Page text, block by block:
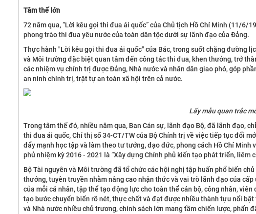
Tâm thế lớn
72 năm qua, “Lời kêu gọi thi đua ái quốc” của Chủ tịch Hồ Chí Minh (11/
phong trào thi đua yêu nước của toàn dân tộc dưới sự lãnh đạo của Đảng.
Thực hành "Lời kêu gọi thi đua ái quốc" của Bác, trong suốt chặng đường
và Môi trường đặc biệt quan tâm đến công tác thi đua, khen thưởng, trở
các nhiệm vụ chính trị được Đảng, Nhà nước và nhân dân giao phó, góp
an ninh chính trị, trật tự an toàn xã hội trên cả nước.
Lấy mẫu quan trắc
Trong tâm thế đó, nhiều năm qua, Ban Cán sự, lãnh đạo Bộ, đã lãnh đạo,
thi đua ái quốc, Chỉ thị số 34-CT/TW của Bộ Chính trị về việc tiếp tục đổi
đẩy mạnh học tập và làm theo tư tưởng, đạo đức, phong cách Hồ Chí
phủ nhiệm kỳ 2016 - 2021 là “Xây dựng Chính phủ kiến tạo phát triển, liêm
Bộ Tài nguyên và Môi trường đã tổ chức các hội nghị tập huấn phổ biến
thưởng, tuyên truyền nhằm nâng cao nhận thức và vai trò lãnh đạo của
của mỗi cá nhân, tập thể tạo động lực cho toàn thể cán bộ, công nhân,
tạo bước chuyển biến rõ nét, thực chất và đạt được nhiều thành tựu nổi
và Nhà nước nhiều chủ trương, chính sách lớn mang tầm chiến lược, phấn